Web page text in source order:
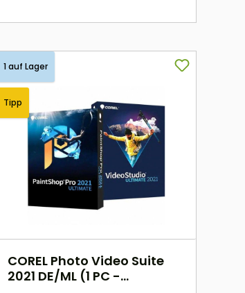
1 auf Lager
Tipp
COREL Photo Video Suite
2021 DE/ML (1 PC -